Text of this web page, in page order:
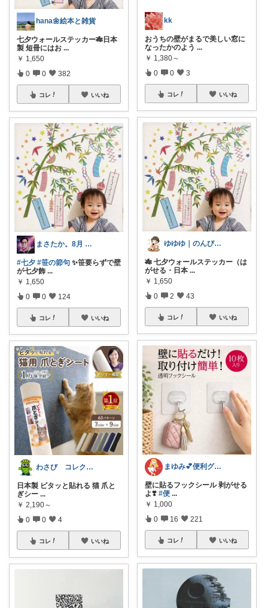
hana🌼絵本と雑貨
七夕ウォールステッカー🎋日本
製 短冊にはお ...
￥ 1,650
0 0 382
コレ いいね
まさたか。8月 7日の経由購入感謝🙏
#七夕 #笹の節句 ✨笹要らずで壁
が七夕飾 ...
￥ 1,650
0 0 124
コレ いいね
わさび コレクションもご利用ください
日本製 ピタッと貼れる 猫 爪と
ぎシー ...
￥ 2,190～
0 0 4
コレ いいね
kk
おうちの壁がまるで美しい窓に
なったかのよう ...
￥ 1,380～
0 0 3
コレ いいね
ゆゆゆ｜のんびり暮らしと外あそび
🎋 七夕ウォールステッカー（は
がせる・日本 ...
￥ 1,650
0 2 43
コレ いいね
まゆみ💕便利グッズ紹介✨
壁に貼るフックシール 剥がせる
よ❣️ #便 ...
￥ 1,000
0 16 221
コレ いいね